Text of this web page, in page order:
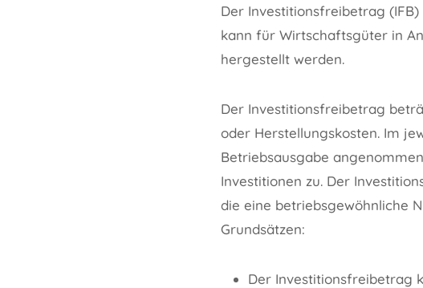
Der Investitionsfreibetrag
kann für Wirtschaftsgüter in
hergestellt werden.
Der Investitionsfreibetrag
oder Herstellungskosten. Im
Betriebsausgabe
Investitionen zu. Der
die eine betriebsgewöhnliche
Grundsätzen:
Der Investitionsfreibetrag